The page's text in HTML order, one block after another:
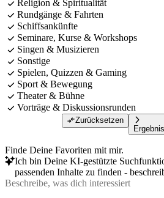
Religion & Spiritualität
Rundgänge & Fahrten
Schiffsankünfte
Seminare, Kurse & Workshops
Singen & Musizieren
Sonstige
Spielen, Quizzen & Gaming
Sport & Bewegung
Theater & Bühne
Vorträge & Diskussionsrunden
Zurücksetzen
Finde Deine Favoriten mit mir.
Ich bin Deine KI-gestützte
passenden Inhalte zu finden -